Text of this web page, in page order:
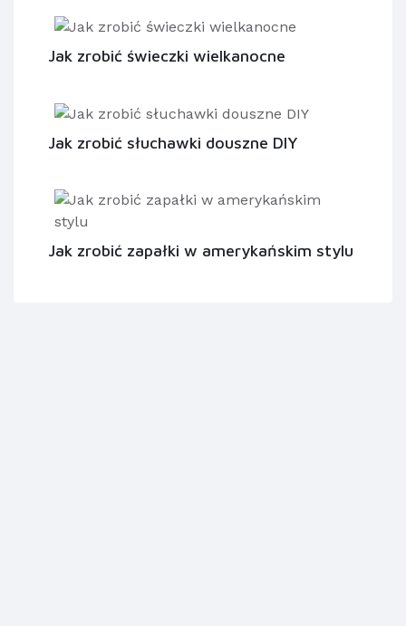
Jak zrobić świeczki wielkanocne
Jak zrobić słuchawki douszne DIY
Jak zrobić zapałki w amerykańskim stylu